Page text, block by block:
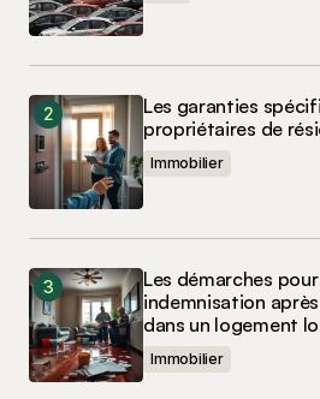
Les garanties
propriétaires de
Immobilier
Les démarches
indemnisation
dans un logement
Immobilier